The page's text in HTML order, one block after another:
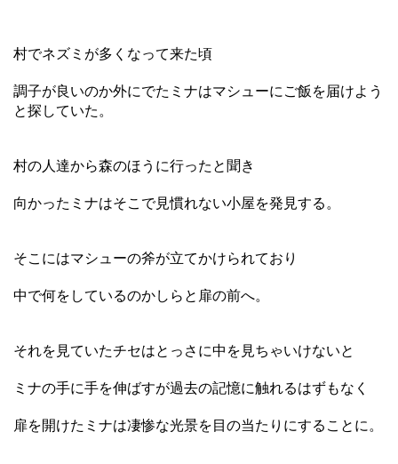
村でネズミが多くなって来た頃
調子が良いのか外にでたミナはマシューにご飯を届けよう
と探していた。
村の人達から森のほうに行ったと聞き
向かったミナはそこで見慣れない小屋を発見する。
そこにはマシューの斧が立てかけられており
中で何をしているのかしらと扉の前へ。
それを見ていたチセはとっさに中を見ちゃいけないと
ミナの手に手を伸ばすが過去の記憶に触れるはずもなく
扉を開けたミナは凄惨な光景を目の当たりにすることに。